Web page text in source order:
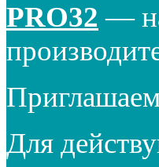
PRO32 —
Для